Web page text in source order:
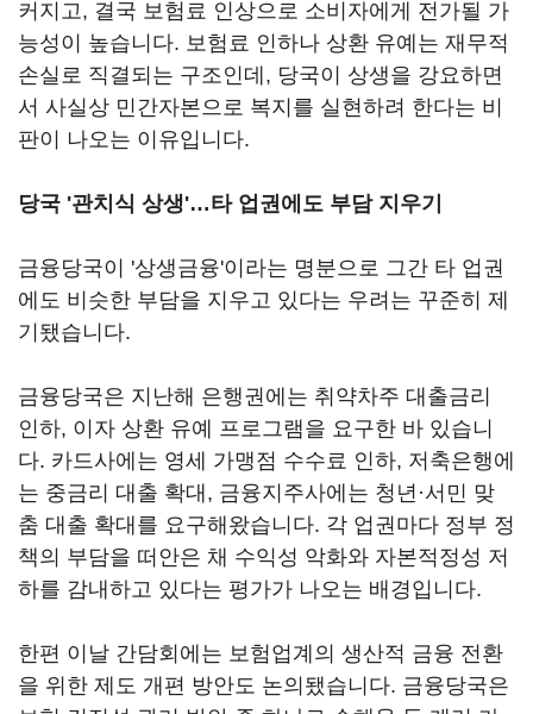
커지고, 결국 보험료 인상으로 소비자에게 전가될 가
능성이 높습니다. 보험료 인하나 상환 유예는 재무적
손실로 직결되는 구조인데, 당국이 상생을 강요하면
서 사실상 민간자본으로 복지를 실현하려 한다는 비
판이 나오는 이유입니다.
당국 '관치식 상생'…타 업권에도 부담 지우기
금융당국이 '상생금융'이라는 명분으로 그간 타 업권
에도 비슷한 부담을 지우고 있다는 우려는 꾸준히 제
기됐습니다.
금융당국은 지난해 은행권에는 취약차주 대출금리
인하, 이자 상환 유예 프로그램을 요구한 바 있습니
다. 카드사에는 영세 가맹점 수수료 인하, 저축은행에
는 중금리 대출 확대, 금융지주사에는 청년·서민 맞
춤 대출 확대를 요구해왔습니다. 각 업권마다 정부 정
책의 부담을 떠안은 채 수익성 악화와 자본적정성 저
하를 감내하고 있다는 평가가 나오는 배경입니다.
한편 이날 간담회에는 보험업계의 생산적 금융 전환
을 위한 제도 개편 방안도 논의됐습니다. 금융당국은